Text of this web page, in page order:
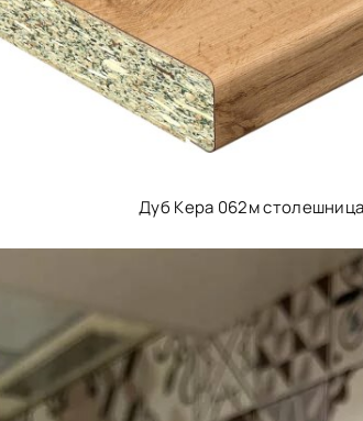
Дуб Кера 062м